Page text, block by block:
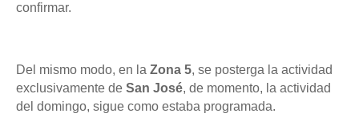
confirmar.
Del mismo modo, en la Zona 5, se posterga la actividad
exclusivamente de San José, de momento, la actividad
del domingo, sigue como estaba programada.